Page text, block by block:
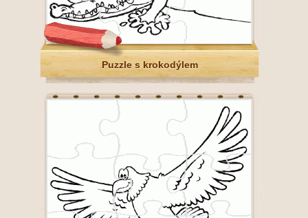
Puzzle s krokodýlem